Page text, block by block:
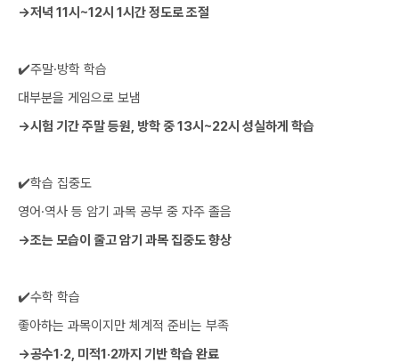
→저녁 11시~12시 1시간 정도로 조절
✔️주말·방학 학습
대부분을 게임으로 보냄
→시험 기간 주말 등원, 방학 중 13시~22시 성실하게 학습
‍✔️학습 집중도
영어·역사 등 암기 과목 공부 중 자주 졸음
→조는 모습이 줄고 암기 과목 집중도 향상
‍✔️수학 학습
좋아하는 과목이지만 체계적 준비는 부족
→공수1·2, 미적1·2까지 기반 학습 완료